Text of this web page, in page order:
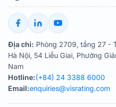
Địa chỉ: Phòng 2709, tầng 27 -
Hà Nội, 54 Liễu Giai, Phường
Nam
Hotline:(+84) 24 3388 6000
Email:enquiries@visrating.com